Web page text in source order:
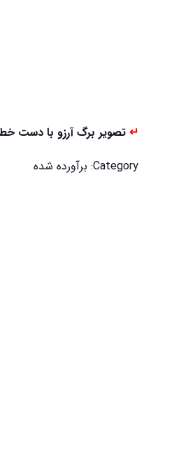
↵تصویر برگ آرزو با دست
Category: برآورده شده